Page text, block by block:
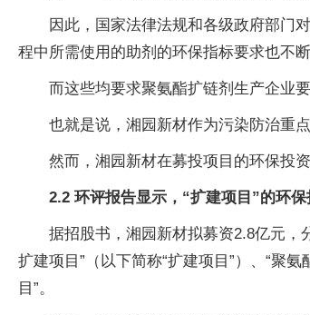
因此，国家法律法规和各级政府部门
程中所需使用的助剂的环保指标要求也不
而这些均要求聚氨酯扩链剂生产企业
也就是说，湘园新材作为污染防治重
然而，湘园新材在募投项目的环保投资
2.2 环评报告显示，“扩建项目”的环
据招股书，湘园新材拟募资2.8亿元，
扩建项目”（以下简称“扩建项目”）、“聚
目”。